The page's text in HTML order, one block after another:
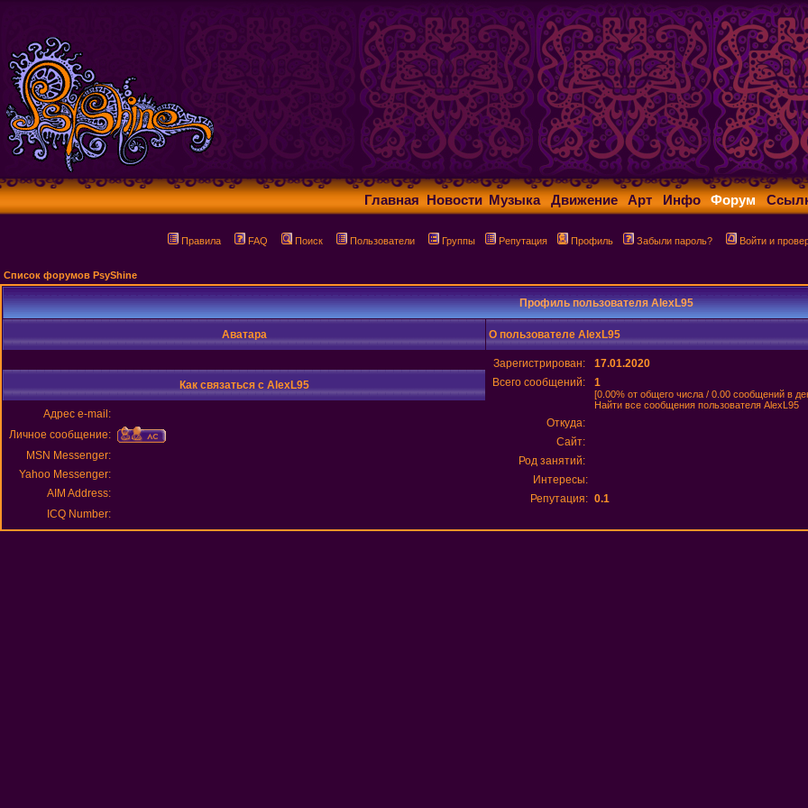
Главная Новости Музыка Движение Арт Инфо Форум
Правила FAQ Поиск Пользователи Группы Репутация Профиль Забыли пароль? Войти и
Список форумов PsyShine
Профиль пользователя AlexL95
Аватара О пользователе AlexL95
Зарегистрирован:
17.01.2020
Всего сообщений:
1
[0.00% от общего числа / 0.00 сообщений в
Найти все сообщения пользователя AlexL95
Откуда:
Сайт:
Род занятий:
Интересы:
Репутация: 0.1
Как связаться с AlexL95
Адрес e-mail:
Личное сообщение:
MSN Messenger:
Yahoo Messenger:
AIM Address:
ICQ Number: